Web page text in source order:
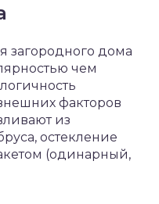
загородного дома
чем
факторов
из
остекление
(одинарный,